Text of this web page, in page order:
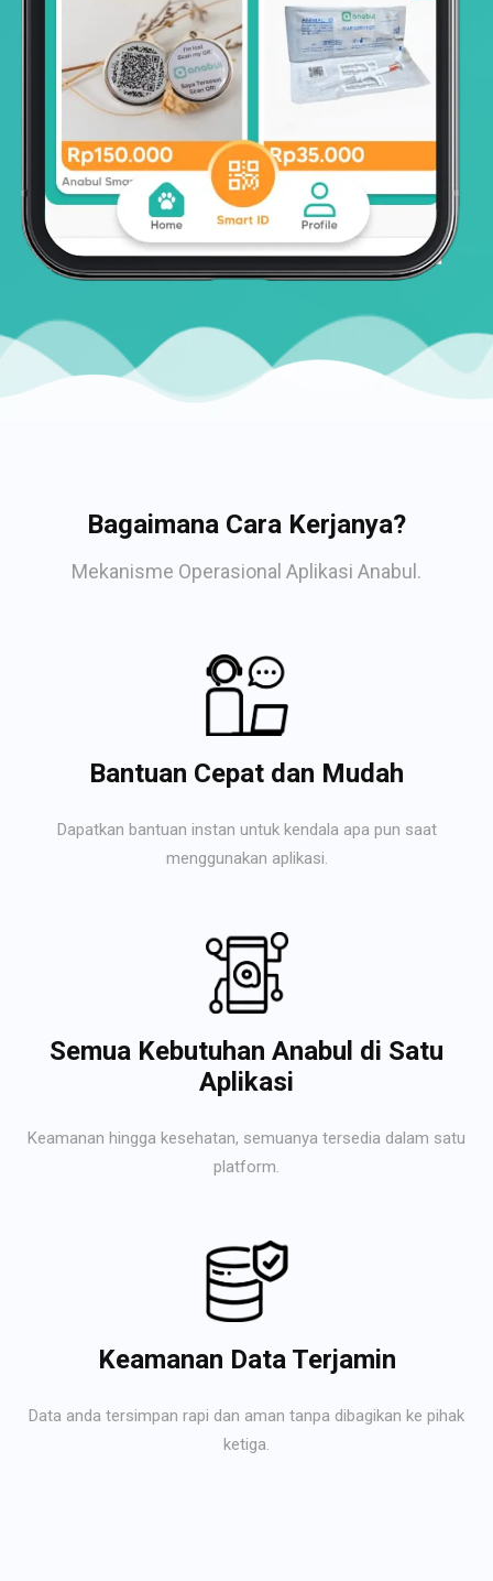
Bagaimana Cara Kerjanya?
Mekanisme Operasional Aplikasi Anabul.
Bantuan Cepat dan Mudah
Dapatkan bantuan instan untuk kendala apa pun saat
menggunakan aplikasi.
Semua Kebutuhan Anabul di Satu
Aplikasi
Keamanan hingga kesehatan, semuanya tersedia dalam satu
platform.
Keamanan Data Terjamin
Data anda tersimpan rapi dan aman tanpa dibagikan ke pihak
ketiga.